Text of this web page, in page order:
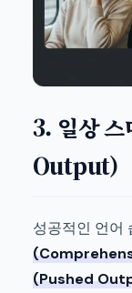
3. 일상
Output)
성공적인 언어
(Pushed